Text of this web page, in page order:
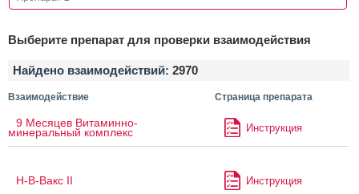
Выберите препарат для проверки взаимодействия
Найдено взаимодействий: 2970
Взаимодействие Страница препарата
9 Месяцев Витаминно-
минеральный комплекс Инструкция
H-B-Вакс II Инструкция